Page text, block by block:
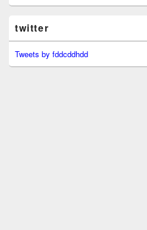
twitter
Tweets by fddcddhdd